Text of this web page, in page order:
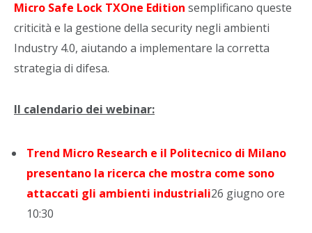
Micro Safe Lock TXOne Edition semplificano queste
criticità e la gestione della security negli ambienti
Industry 4.0, aiutando a implementare la corretta
strategia di difesa.
Il calendario dei webinar:
Trend Micro Research e il Politecnico di Milano
presentano la ricerca che mostra come sono
attaccati gli ambienti industriali26 giugno ore
10:30